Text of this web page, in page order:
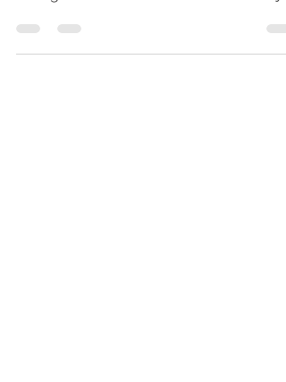
strong mind.” — Criss Jami Zamislite lavlje
srce...